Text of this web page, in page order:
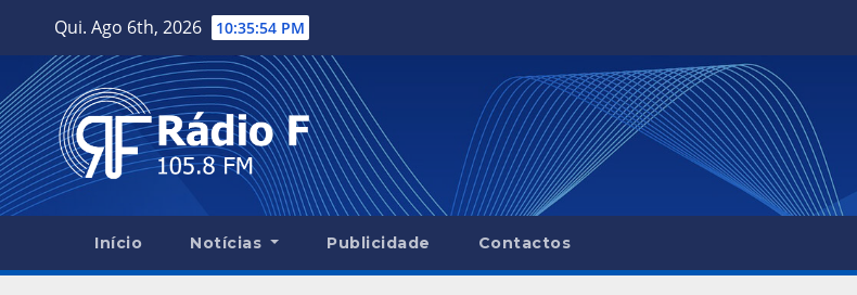
content
Qui. Ago 6th, 2026 10:35:55 PM
Início Notícias Publicidade Contactos